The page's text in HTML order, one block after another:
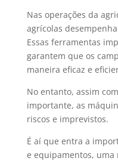
Nas operações da
agrícolas
Essas ferramentas
garantem que os
maneira eficaz e
No entanto, assim
importante, as
riscos e imprevistos.
É aí que entra a
e equipamentos,